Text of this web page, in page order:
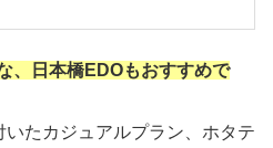
、日本橋EDOもおすすめで
たカジュアルプラン、ホタテ